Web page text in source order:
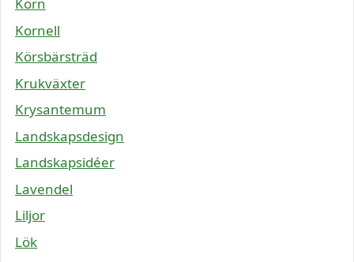
Korn
Kornell
Körsbärsträd
Krukväxter
Krysantemum
Landskapsdesign
Landskapsidéer
Lavendel
Liljor
Lök